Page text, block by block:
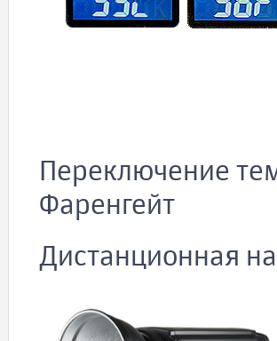
Переключение
Фаренгейт
Дистанционная